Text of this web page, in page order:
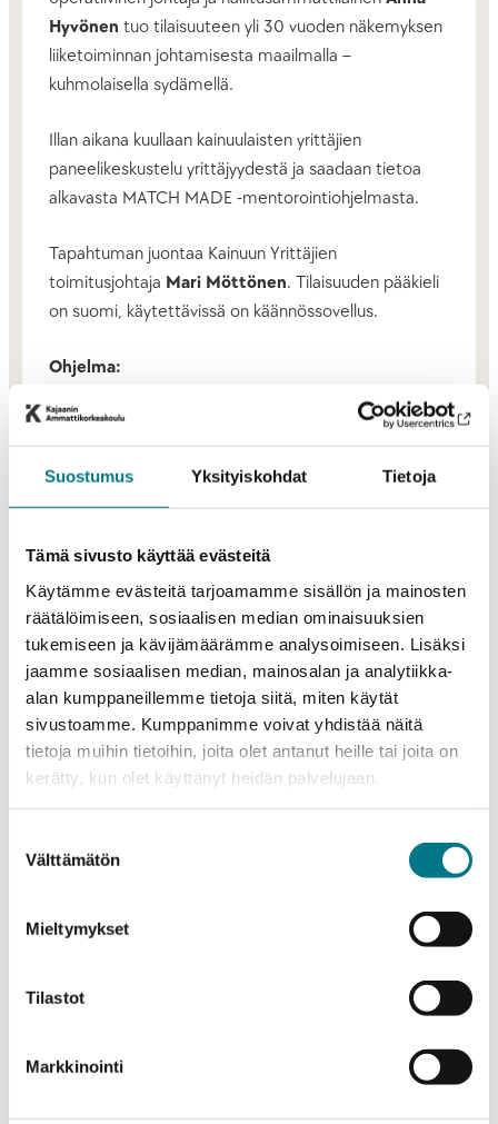
Suostumus Yksityiskohdat Tietoja
Tämä sivusto käyttää evästeitä
Käytämme evästeitä tarjoamamme sisällön ja mainosten
räätälöimiseen, sosiaalisen median ominaisuuksien
tukemiseen ja kävijämäärämme analysoimiseen. Lisäksi
jaamme sosiaalisen median, mainosalan ja analytiikka-
alan kumppaneillemme tietoja siitä, miten käytät
sivustoamme. Kumppanimme voivat yhdistää näitä
tietoja muihin tietoihin, joita olet antanut heille tai joita on
kerätty, kun olet käyttänyt heidän palvelujaan.
valinta
Välttämätön
Mieltymykset
Tilastot
Markkinointi
Hyvönen tuo tilaisuuteen yli 30 vuoden näkemyksen
liiketoiminnan johtamisesta maailmalla –
kuhmolaisella sydämellä.
Illan aikana kuullaan kainuulaisten yrittäjien
paneelikeskustelu yrittäjyydestä ja saadaan tietoa
alkavasta MATCH MADE -mentorointiohjelmasta.
Tapahtuman juontaa Kainuun Yrittäjien
toimitusjohtaja Mari Möttönen. Tilaisuuden pääkieli
on suomi, käytettävissä on käännössovellus.
Ohjelma:
kello 16.30 Saapuminen ja kahvitarjoilu
kello 17.00 Ohjelman avaus, Mari Möttönen
kello 17.15 Keynote Anna Hyvönen: Lentualta
Lattareiden kautta Lontooseen – ja sieltä takaisin
mm. Aki Leinonen (Praecom) ja Kaisa Ottavainen-
Nurkkala (CSE)
kello 18.30 MATCH MADE – mentorointiohjelman
esittely
kello 18.45 Tarjoilua ja verkostoitumista
kello 19.30 Tilaisuus päättyy
Ilmoittaudu mukaan tapahtumaan tiistaihin
Näkökulmia kainuulaiseen uramaisemaan –
Tapahtuman järjestävät yhdessä Euroopan unionin
(KAMK),
(KAMK,
(Kainuun